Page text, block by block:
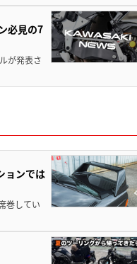
必見の7
が発表さ
ョンでは
巻してい